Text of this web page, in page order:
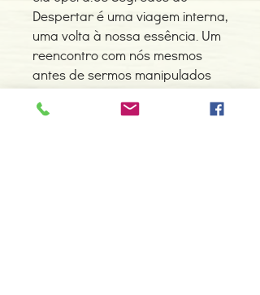
Despertar é uma viagem interna,
uma volta à nossa essência. Um
reencontro com nós mesmos
antes de sermos manipulados
consciencialmente para
servirmos de alimento nessa